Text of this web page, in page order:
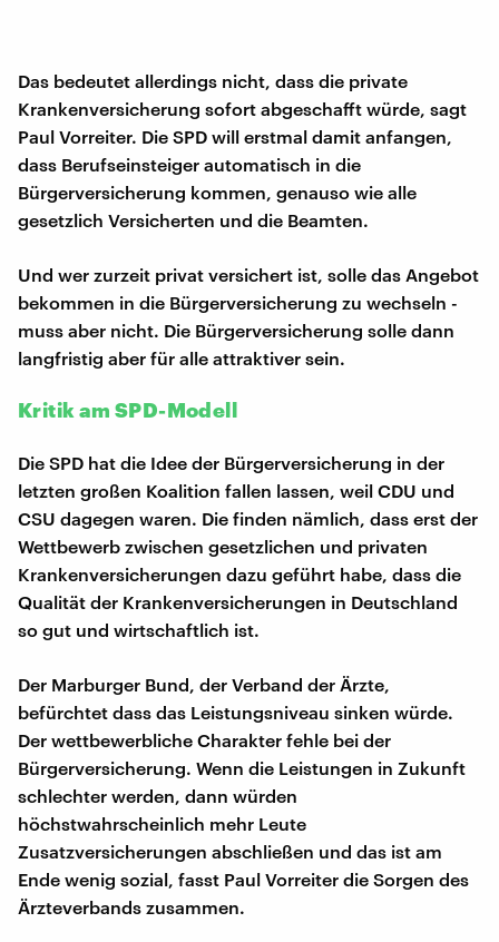
Das bedeutet allerdings nicht, dass die private
Krankenversicherung sofort abgeschafft würde, sagt
Paul Vorreiter. Die SPD will erstmal damit anfangen,
dass Berufseinsteiger automatisch in die
Bürgerversicherung kommen, genauso wie alle
gesetzlich Versicherten und die Beamten.
Und wer zurzeit privat versichert ist, solle das Angebot
bekommen in die Bürgerversicherung zu wechseln -
muss aber nicht. Die Bürgerversicherung solle dann
langfristig aber für alle attraktiver sein.
Kritik am SPD-Modell
Die SPD hat die Idee der Bürgerversicherung in der
letzten großen Koalition fallen lassen, weil CDU und
CSU dagegen waren. Die finden nämlich, dass erst der
Wettbewerb zwischen gesetzlichen und privaten
Krankenversicherungen dazu geführt habe, dass die
Qualität der Krankenversicherungen in Deutschland
so gut und wirtschaftlich ist.
Der Marburger Bund, der Verband der Ärzte,
befürchtet dass das Leistungsniveau sinken würde.
Der wettbewerbliche Charakter fehle bei der
Bürgerversicherung. Wenn die Leistungen in Zukunft
schlechter werden, dann würden
höchstwahrscheinlich mehr Leute
Zusatzversicherungen abschließen und das ist am
Ende wenig sozial, fasst Paul Vorreiter die Sorgen des
Ärzteverbands zusammen.